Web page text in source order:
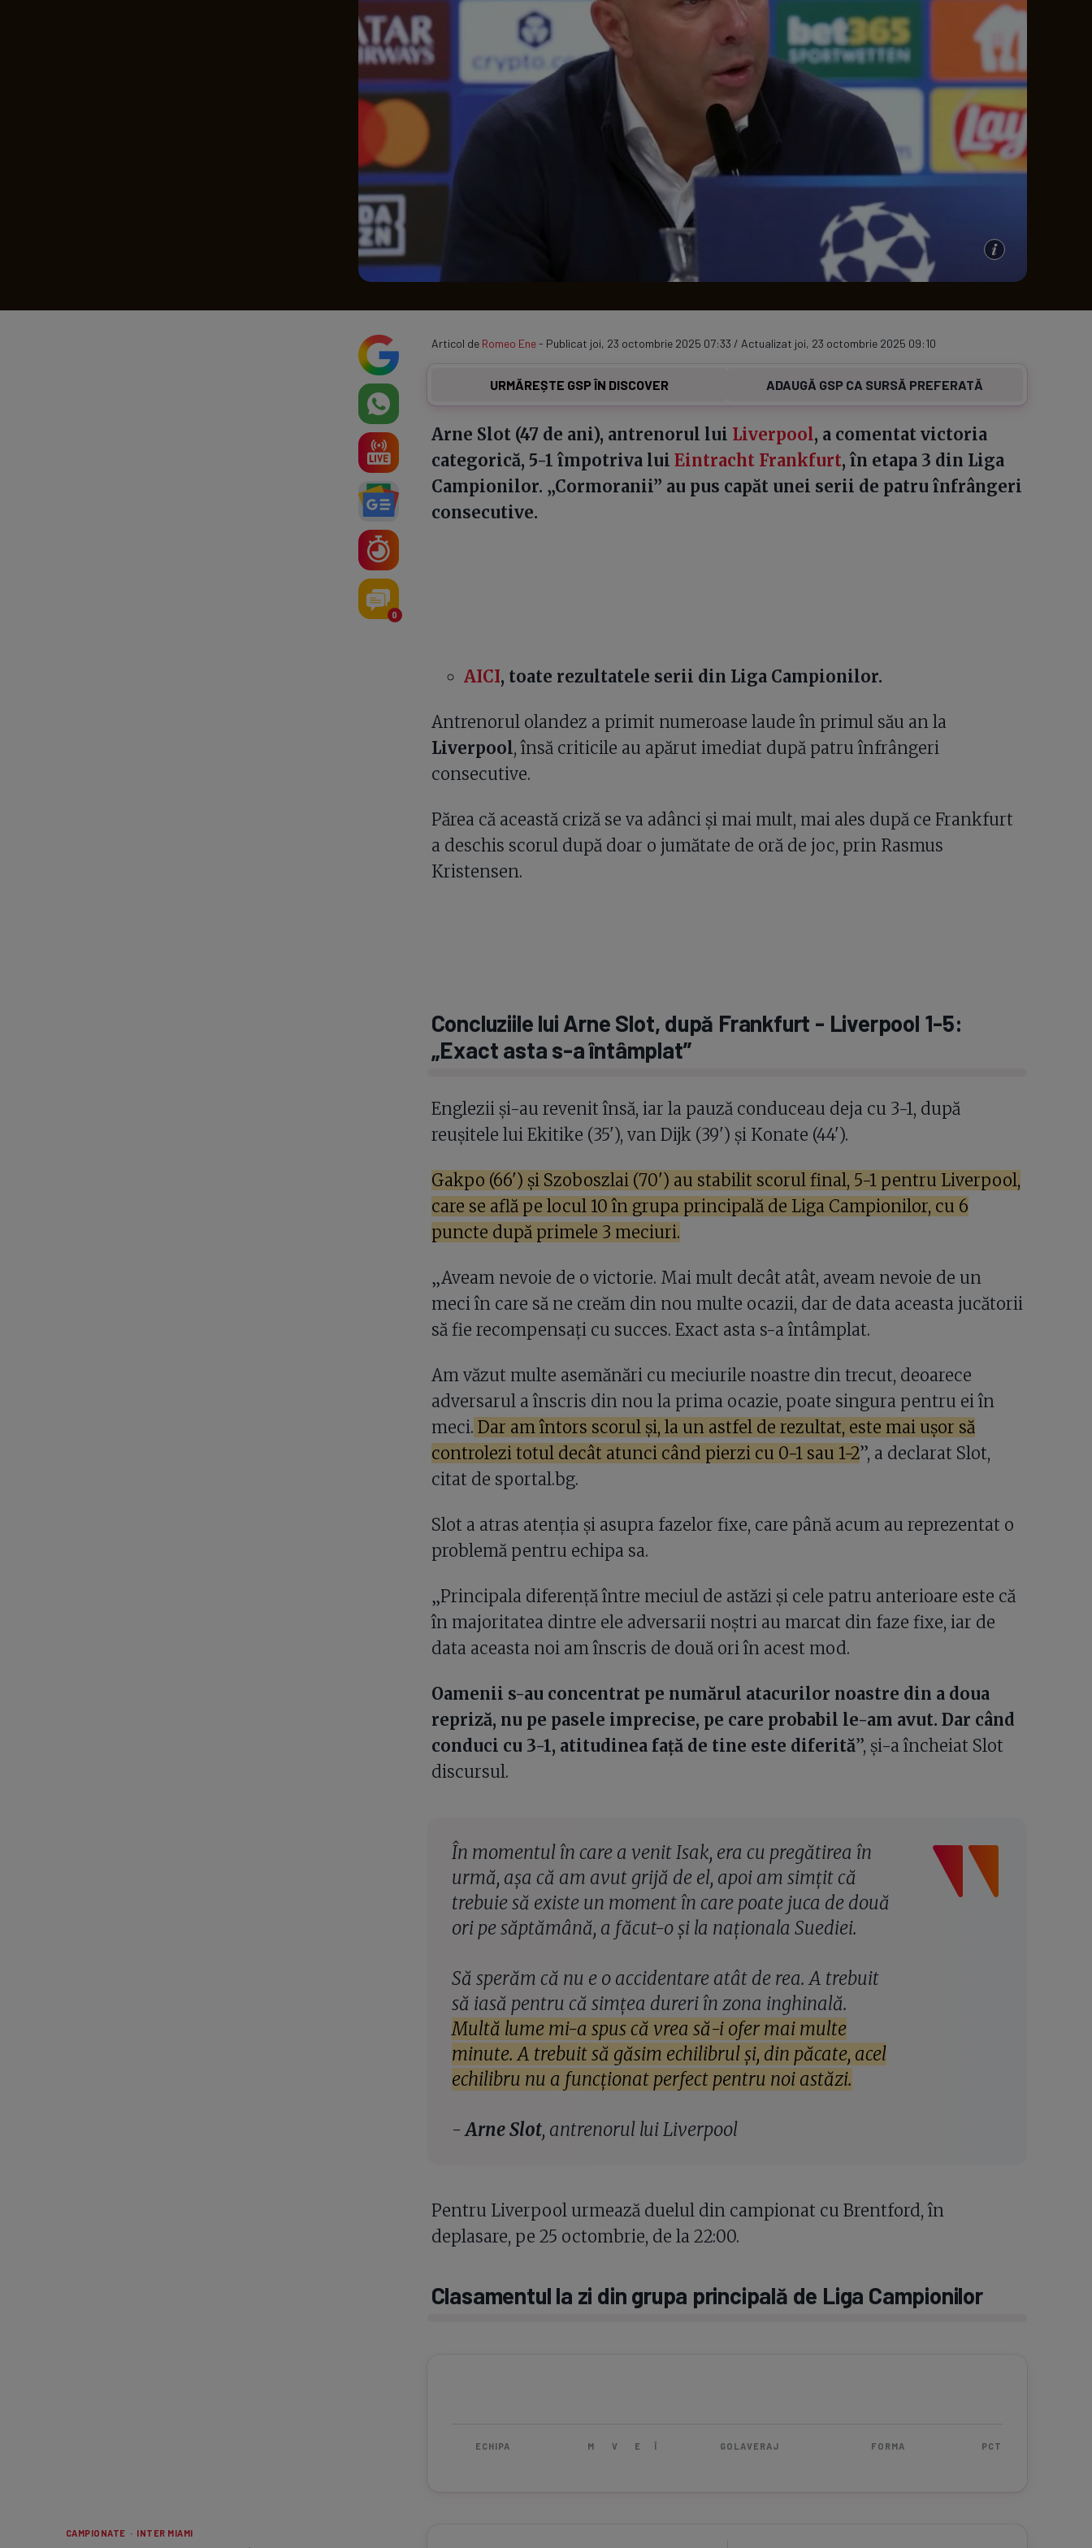
Serie A
Echipe Clasament
CAMPIONATE · INTER MIAMI
0
Articol de Romeo Ene- Publicat joi, 23 octombrie 2025 07:33 / Actualizat joi, 23 octombrie 2025 09:10
URMĂREȘTE GSP ÎN DISCOVER ADAUGĂ GSP CA SURSĂ PREFERATĂ
Arne Slot (47 de ani), antrenorul lui Liverpool, a comentat victoria
categorică, 5-1 împotriva lui Eintracht Frankfurt, în etapa 3 din Liga
Campionilor. „Cormoranii” au pus capăt unei serii de patru înfrângeri
consecutive.
AICI, toate rezultatele serii din Liga Campionilor.
Antrenorul olandez a primit numeroase laude în primul său an la
Liverpool, însă criticile au apărut imediat după patru înfrângeri
consecutive.
Părea că această criză se va adânci și mai mult, mai ales după ce Frankfurt
a deschis scorul după doar o jumătate de oră de joc, prin Rasmus
Kristensen.
Concluziile lui Arne Slot, după Frankfurt - Liverpool 1-5:
„Exact asta s-a întâmplat”
Englezii și-au revenit însă, iar la pauză conduceau deja cu 3-1, după
reușitele lui Ekitike (35'), van Dijk (39') și Konate (44').
Gakpo (66') și Szoboszlai (70') au stabilit scorul final, 5-1 pentru Liverpool,
care se află pe locul 10 în grupa principală de Liga Campionilor, cu 6
puncte după primele 3 meciuri.
„Aveam nevoie de o victorie. Mai mult decât atât, aveam nevoie de un
meci în care să ne creăm din nou multe ocazii, dar de data aceasta jucătorii
să fie recompensați cu succes. Exact asta s-a întâmplat.
Am văzut multe asemănări cu meciurile noastre din trecut, deoarece
adversarul a înscris din nou la prima ocazie, poate singura pentru ei în
meci. Dar am întors scorul și, la un astfel de rezultat, este mai ușor să
controlezi totul decât atunci când pierzi cu 0-1 sau 1-2”, a declarat Slot,
citat de sportal.bg.
Slot a atras atenția și asupra fazelor fixe, care până acum au reprezentat o
problemă pentru echipa sa.
„Principala diferență între meciul de astăzi și cele patru anterioare este că
în majoritatea dintre ele adversarii noștri au marcat din faze fixe, iar de
data aceasta noi am înscris de două ori în acest mod.
Oamenii s-au concentrat pe numărul atacurilor noastre din a doua
repriză, nu pe pasele imprecise, pe care probabil le-am avut. Dar când
conduci cu 3-1, atitudinea față de tine este diferită”, și-a încheiat Slot
discursul.
În momentul în care a venit Isak, era cu pregătirea în
urmă, așa că am avut grijă de el, apoi am simțit că
trebuie să existe un moment în care poate juca de două
ori pe săptămână, a făcut-o și la naționala Suediei.
Să sperăm că nu e o accidentare atât de rea. A trebuit
să iasă pentru că simțea dureri în zona inghinală.
Multă lume mi-a spus că vrea să-i ofer mai multe
minute. A trebuit să găsim echilibrul și, din păcate, acel
echilibru nu a funcționat perfect pentru noi astăzi.
-Arne Slot, antrenorul lui Liverpool
Pentru Liverpool urmează duelul din campionat cu Brentford, în
deplasare, pe 25 octombrie, de la 22:00.
Clasamentul la zi din grupa principală de Liga Campionilor
ECHIPA M V E Î GOLAVERAJ FORMA PCT